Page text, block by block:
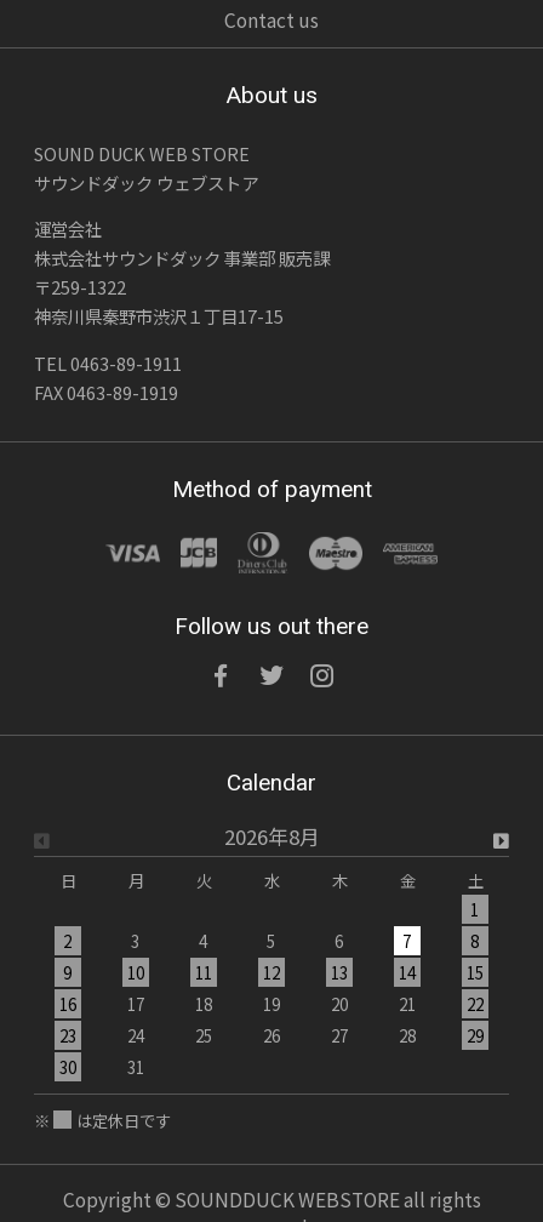
Contact us
About us
SOUND DUCK WEB STORE
サウンドダック ウェブストア
運営会社
株式会社サウンドダック 事業部 販売課
〒259-1322
神奈川県秦野市渋沢１丁目17-15
TEL 0463-89-1911
FAX 0463-89-1919
Method of payment
Follow us out there
Calendar
2026年8月
日 月 火 水 木 金
土
1
2
3 4 5 6 7
8
9
10 11 12 13 14
15
16
17 18 19 20 21
22
23
24 25 26 27 28
29
30
31
※ は定休日です
Copyright © SOUNDDUCK WEBSTORE all rights